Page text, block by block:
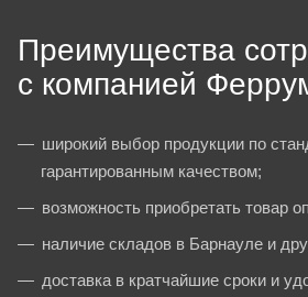
Преимущества
с компанией
широкий выбор продукции по
гарантированным качеством;
возможность приобретать товар
наличие складов в Барнауле и
доставка в кратчайшие сроки и